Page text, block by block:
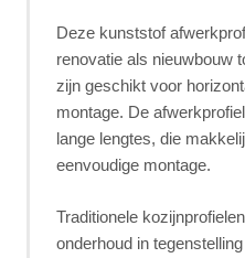
Deze kunststof
renovatie als nieuwbouw
zijn geschikt voor
montage. De
lange lengtes, die
eenvoudige montage.
Traditionele
onderhoud in